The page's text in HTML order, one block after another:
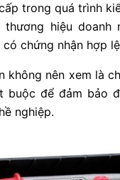
trong quá trình
thương hiệu doanh
chứng nhận hợp
không nên xem là
buộc để đảm bảo
nghiệp.